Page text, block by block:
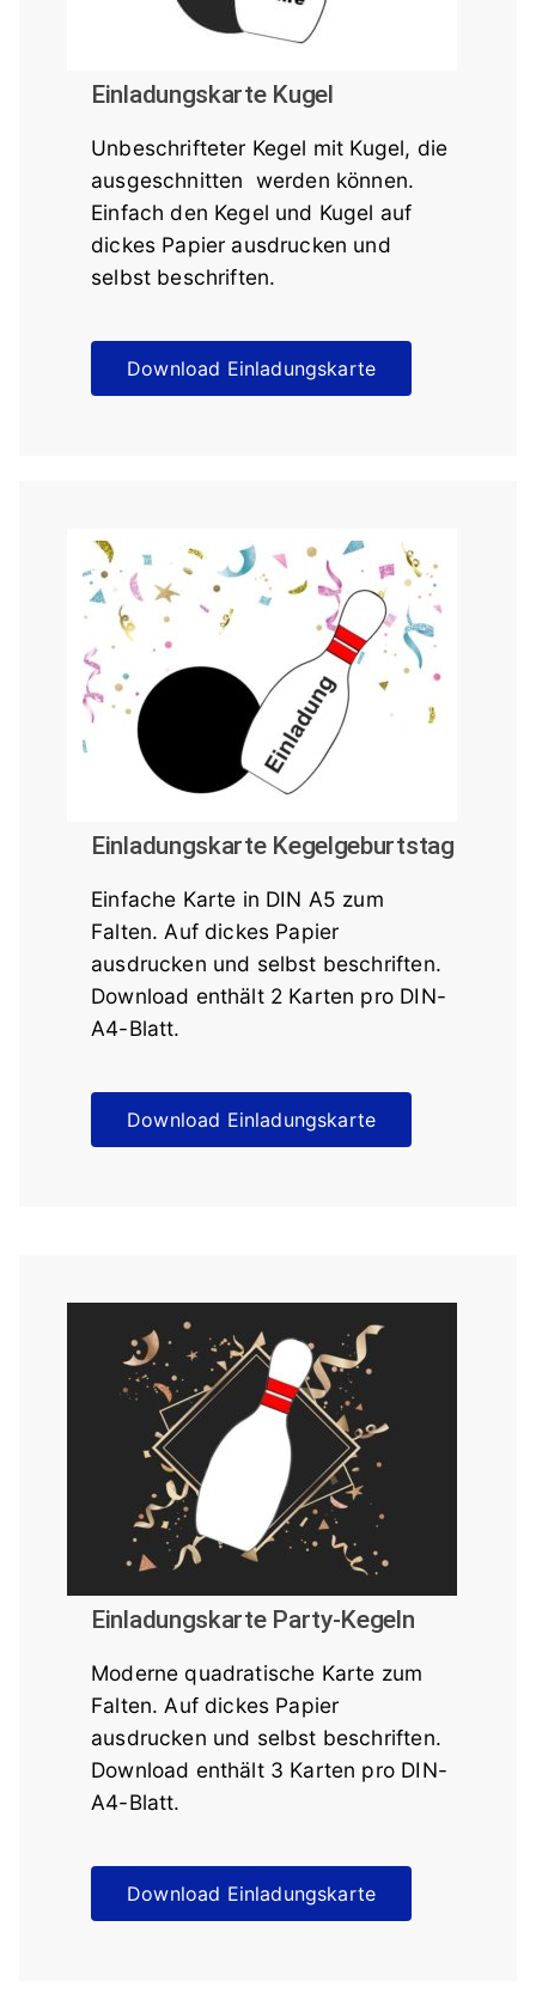
Einladungskarte Kugel
Unbeschrifteter Kegel mit Kugel, die
ausgeschnitten werden können.
Einfach den Kegel und Kugel auf
dickes Papier ausdrucken und
selbst beschriften.
Download Einladungskarte
Einladungskarte Kegelgeburtstag
Einfache Karte in DIN A5 zum
Falten. Auf dickes Papier
ausdrucken und selbst beschriften.
Download enthält 2 Karten pro DIN-
A4-Blatt.
Download Einladungskarte
Einladungskarte Party-Kegeln
Moderne quadratische Karte zum
Falten. Auf dickes Papier
ausdrucken und selbst beschriften.
Download enthält 3 Karten pro DIN-
A4-Blatt.
Download Einladungskarte